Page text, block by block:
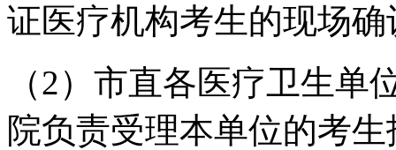
证医疗机构考生的现场确
（2）市直各医疗卫生
院负责受理本单位的考